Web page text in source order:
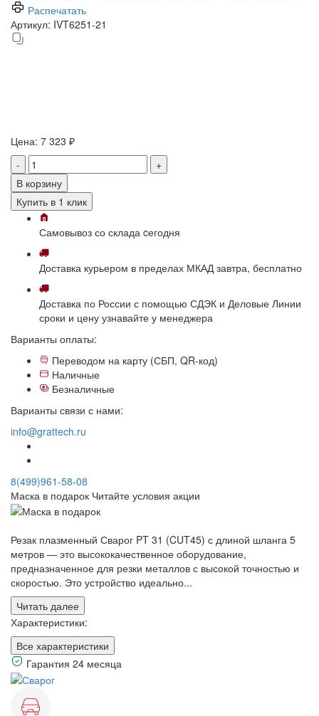
Распечатать
Артикул: IVT6251-21
Цена: 7 323 ₽
-
+
В корзину
Купить в 1 клик
Самовывоз со склада cегодня
Доставка курьером в пределах МКАД завтра, бесплатно
Доставка по России с помощью СДЭК и Деловые Линии
сроки и цену узнавайте у менеджера
Варианты оплаты:
Переводом на карту (СБП, QR-код)
Наличные
Безналичные
Варианты связи с нами:
info@grattech.ru
8(499)961-58-08
Маска в подарок Читайте условия акции
Резак плазменный Сварог PT 31 (CUT45) с длиной шланга 5
метров — это высококачественное оборудование,
предназначенное для резки металлов с высокой точностью и
скоростью. Это устройство идеально...
Читать далее
Характеристики:
Все характеристики
Гарантия 24 месяца